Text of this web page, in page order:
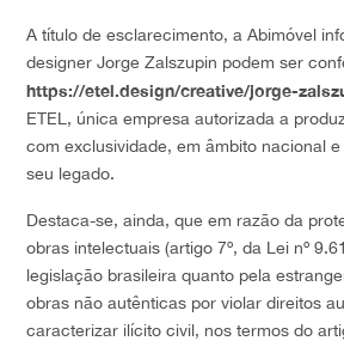
A título de esclarecimento, a Abimóvel
designer Jorge Zalszupin podem ser
https://etel.design/creative/jorge-
ETEL, única empresa autorizada a
com exclusividade, em âmbito nacional
seu legado.
Destaca-se, ainda, que em razão da
obras intelectuais (artigo 7º, da Lei nº
legislação brasileira quanto pela
obras não autênticas por violar direitos
caracterizar ilícito civil, nos termos do